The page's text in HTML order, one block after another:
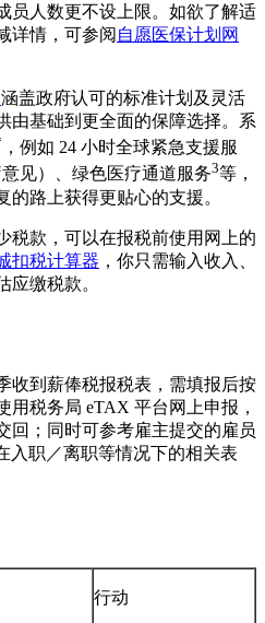
员人数更不设上限。如欲了解适
详情，可参阅 自愿医保计划网
涵盖政府认可的标准计划及灵活
由基础到更全面的保障选择。系
，例如 24 小时全球紧急支援服
意见）、绿色医疗通道服务3等，
路上获得更贴心的支援。
税款，可以在报税前使用网上的
扣税计算器 ，你只需输入收入、
应缴税款。
收到薪俸税报税表，需填报后按
税务局 eTAX 平台网上申报，
回；同时可参考雇主提交的雇员
入职／离职等情况下的相关表
行动